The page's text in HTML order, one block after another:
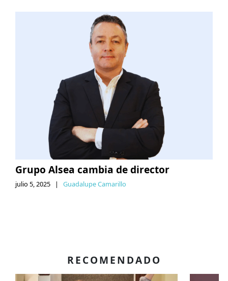
Grupo Alsea cambia de director
julio 5, 2025 | Guadalupe Camarillo
RECOMENDADO